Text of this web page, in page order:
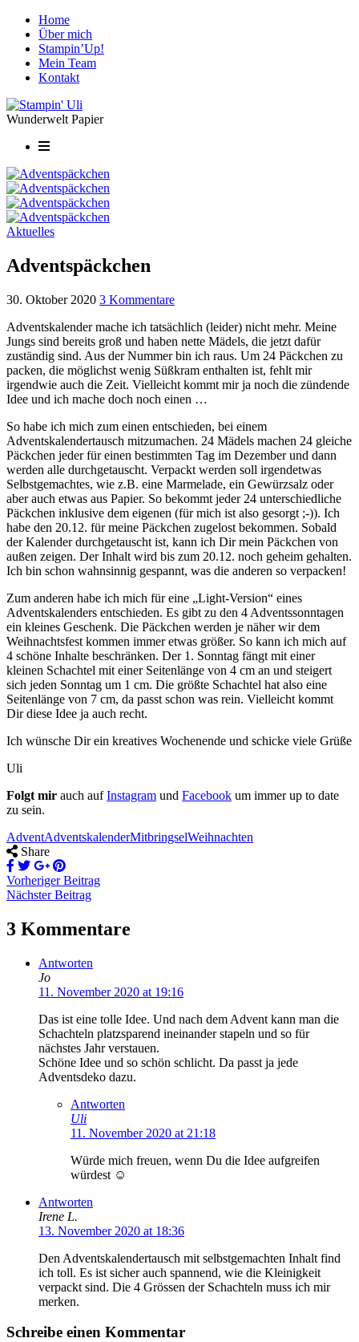
Home
Über mich
Stampin’Up!
Mein Team
Kontakt
Wunderwelt Papier
Aktuelles
Adventspäckchen
30. Oktober 2020 3 Kommentare
Adventskalender mache ich tatsächlich (leider) nicht mehr. Meine
Jungs sind bereits groß und haben nette Mädels, die jetzt dafür
zuständig sind. Aus der Nummer bin ich raus. Um 24 Päckchen zu
packen, die möglichst wenig Süßkram enthalten ist, fehlt mir
irgendwie auch die Zeit. Vielleicht kommt mir ja noch die zündende
Idee und ich mache doch noch einen …
So habe ich mich zum einen entschieden, bei einem
Adventskalendertausch mitzumachen. 24 Mädels machen 24 gleiche
Päckchen jeder für einen bestimmten Tag im Dezember und dann
werden alle durchgetauscht. Verpackt werden soll irgendetwas
Selbstgemachtes, wie z.B. eine Marmelade, ein Gewürzsalz oder
aber auch etwas aus Papier. So bekommt jeder 24 unterschiedliche
Päckchen inklusive dem eigenen (für mich ist also gesorgt ;-)). Ich
habe den 20.12. für meine Päckchen zugelost bekommen. Sobald
der Kalender durchgetauscht ist, kann ich Dir mein Päckchen von
außen zeigen. Der Inhalt wird bis zum 20.12. noch geheim gehalten.
Ich bin schon wahnsinnig gespannt, was die anderen so verpacken!
Zum anderen habe ich mich für eine „Light-Version“ eines
Adventskalenders entschieden. Es gibt zu den 4 Adventssonntagen
ein kleines Geschenk. Die Päckchen werden je näher wir dem
Weihnachtsfest kommen immer etwas größer. So kann ich mich auf
4 schöne Inhalte beschränken. Der 1. Sonntag fängt mit einer
kleinen Schachtel mit einer Seitenlänge von 4 cm an und steigert
sich jeden Sonntag um 1 cm. Die größte Schachtel hat also eine
Seitenlänge von 7 cm, da passt schon was rein. Vielleicht kommt
Dir diese Idee ja auch recht.
Ich wünsche Dir ein kreatives Wochenende und schicke viele Grüße
Uli
Folgt mir auch aufInstagram und Facebook um immer up to date
zu sein.
AdventAdventskalenderMitbringselWeihnachten
Share
Vorheriger Beitrag
Nächster Beitrag
3 Kommentare
Antworten
Jo
11. November 2020 at 19:16
Das ist eine tolle Idee. Und nach dem Advent kann man die
Schachteln platzsparend ineinander stapeln und so für
nächstes Jahr verstauen.
Schöne Idee und so schön schlicht. Da passt ja jede
Adventsdeko dazu.
Antworten
Uli
11. November 2020 at 21:18
Würde mich freuen, wenn Du die Idee aufgreifen
würdest ☺️
Antworten
Irene L.
13. November 2020 at 18:36
Den Adventskalendertausch mit selbstgemachten Inhalt find
ich toll. Es ist sicher auch spannend, wie die Kleinigkeit
verpackt sind. Die 4 Grössen der Schachteln muss ich mir
merken.
Schreibe einen Kommentar